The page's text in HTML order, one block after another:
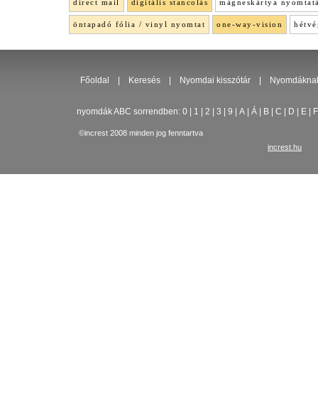
direct mail digitális stancolás mágneskártya
öntapadó fólia / vinyl nyomtat one-way-vision
Főoldal Keresés Nyomdai kisszótár
nyomdák ABC sorrendben: 0 1 2 3 9 A Á B C D E F
©increst 2008 minden jog fenntartva
increst.hu